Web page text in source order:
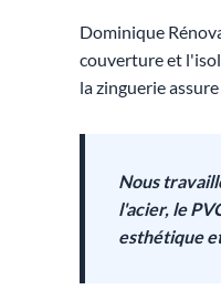
Dominique
couverture et
la zinguerie
Nous
l'acier, le
esthétique